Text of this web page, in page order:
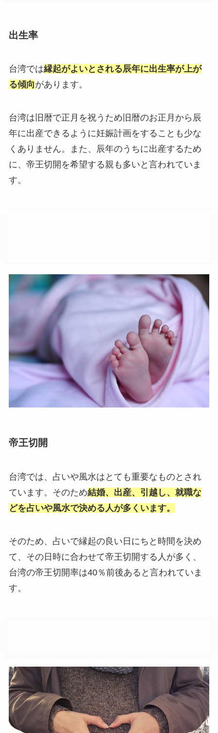
出生率
台湾では縁起がよいとされる辰年に出生率が上が
る傾向があります。
台湾は旧暦で正月を祝うため旧暦のお正月から辰
年に出産できるように妊娠計画をすることも少な
くありません。また、辰年のうちに出産するため
に、帝王切開を希望する親も多いと言われていま
す。
帝王切開
台湾では、占いや風水はとても重要なものとされ
ています。そのため結婚、出産、引越し、就職な
どを占いや風水で決める人が多くいます。
そのため、占いで縁起の良い日にちと時間を決め
て、その日時に合わせて帝王切開する人が多く、
台湾の帝王切開率は40％前後あると言われていま
す。